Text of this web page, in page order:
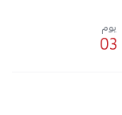
03
يوم